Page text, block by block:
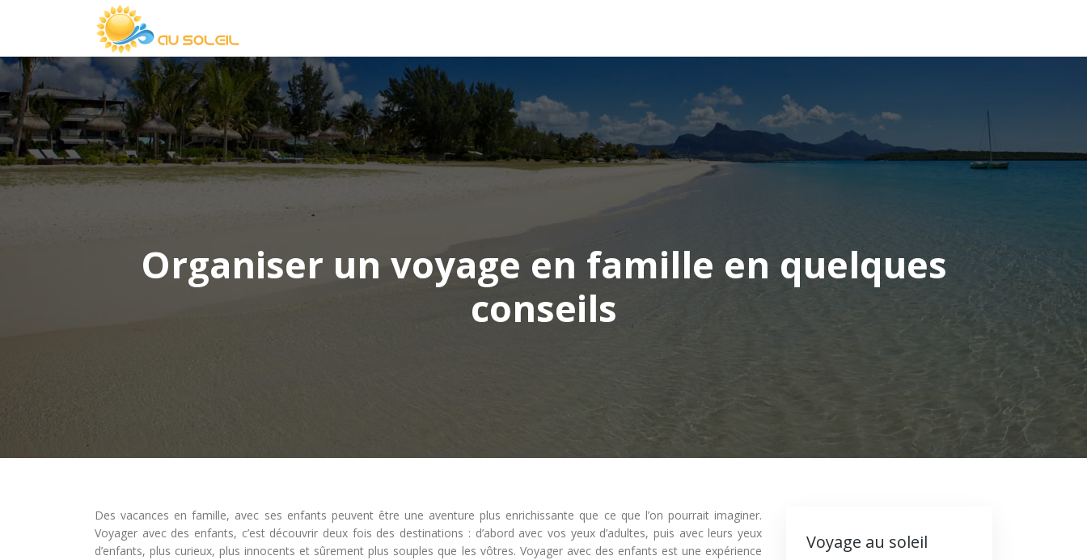
Organiser un voyage en famille en quelques
conseils
Des vacances en famille, avec ses enfants peuvent être une aventure plus enrichissante que ce que l’on pourrait imaginer.
Voyager avec des enfants, c’est découvrir deux fois des destinations : d’abord avec vos yeux d’adultes, puis avec leurs yeux
d’enfants, plus curieux, plus innocents et sûrement plus souples que les vôtres. Voyager avec des enfants est une expérience
Voyage au soleil